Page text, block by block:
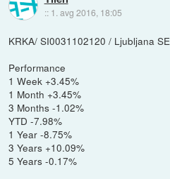
:: 1. avg 2016, 18:05
KRKA/ SI0031102120 / Ljubljana SE
Performance
1 Week +3.45%
1 Month +3.45%
3 Months -1.02%
YTD -7.98%
1 Year -8.75%
3 Years +10.09%
5 Years -0.17%